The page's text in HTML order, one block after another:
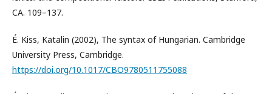
CA. 109–137.
É. Kiss, Katalin (2002), The syntax of Hungarian. Cambridge
University Press, Cambridge.
https://doi.org/10.1017/CBO9780511755088